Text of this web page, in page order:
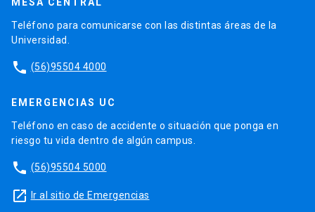
MESA CENTRAL
Teléfono para comunicarse con las distintas áreas de la
Universidad.
phone (56)95504 4000
EMERGENCIAS UC
Teléfono en caso de accidente o situación que ponga en
riesgo tu vida dentro de algún campus.
phone (56)95504 5000
launch Ir al sitio de Emergencias